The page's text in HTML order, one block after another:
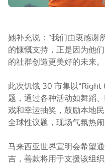
她补充说：“我们由衷感谢
的慷慨支持，正是因为他
的社群创造更美好的未来。
此次饥饿 30 市集以“Right
题，通过各种活动如舞蹈
戏和幸运抽奖，鼓励本地
全球性议题，现场气氛热闹
马来西亚世界宣明会希望
吉，善款将用于支援该组